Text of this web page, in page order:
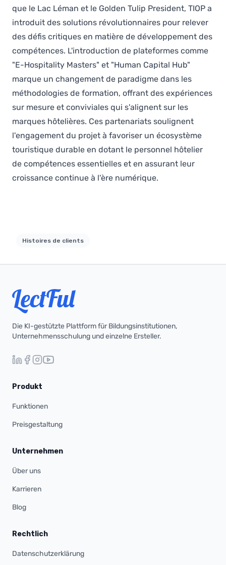
que le Lac Léman et le Golden Tulip President, TIOP a
introduit des solutions révolutionnaires pour relever
des défis critiques en matière de développement des
compétences. L'introduction de plateformes comme
"E-Hospitality Masters" et "Human Capital Hub"
marque un changement de paradigme dans les
méthodologies de formation, offrant des expériences
sur mesure et conviviales qui s'alignent sur les
marques hôtelières. Ces partenariats soulignent
l'engagement du projet à favoriser un écosystème
touristique durable en dotant le personnel hôtelier
de compétences essentielles et en assurant leur
croissance continue à l'ère numérique.
Histoires de clients
Die KI-gestützte Plattform für Bildungsinstitutionen,
Unternehmensschulung und einzelne Ersteller.
Produkt
Funktionen
Preisgestaltung
Unternehmen
Über uns
Karrieren
Blog
Rechtlich
Datenschutzerklärung